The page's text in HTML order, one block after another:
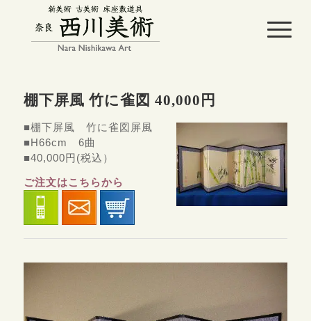
棚下屏風 竹に雀図 40,000円
■棚下屏風 竹に雀図屏風
■H66cm 6曲
■40,000円(税込）
ご注文はこちらから